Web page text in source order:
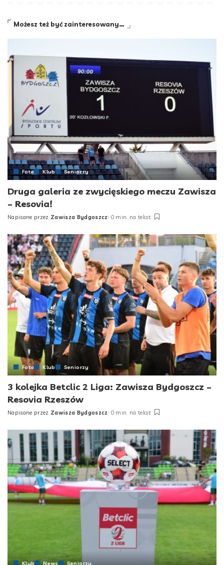
Możesz też być zainteresowany…
Foto Klub Seniorzy
Druga galeria ze zwycięskiego meczu Zawisza
– Resovia!
Posted
Napisane przez Zawisza Bydgoszcz 0 min. na tekst
Foto Klub Seniorzy
3 kolejka Betclic 2 Liga: Zawisza Bydgoszcz –
Resovia Rzeszów
Posted
Napisane przez Zawisza Bydgoszcz 0 min. na tekst
Klub News Seniorzy